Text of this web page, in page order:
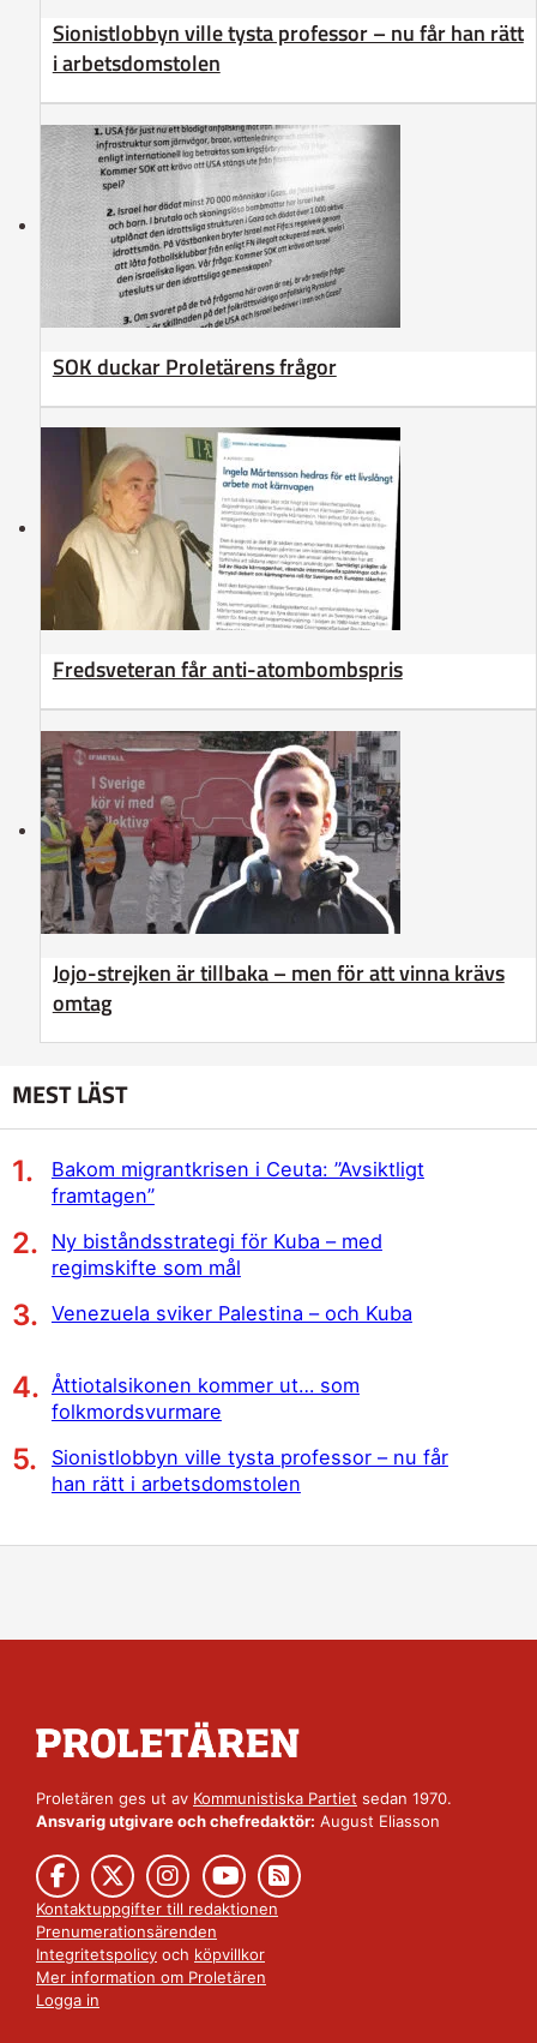
Sionistlobbyn ville tysta professor – nu får han rätt
i arbetsdomstolen
SOK duckar Proletärens frågor
Fredsveteran får anti-atombombspris
Jojo-strejken är tillbaka – men för att vinna krävs
omtag
MEST LÄST
Bakom migrantkrisen i Ceuta: ”Avsiktligt
framtagen”
Ny biståndsstrategi för Kuba – med
regimskifte som mål
Venezuela sviker Palestina – och Kuba
Åttiotalsikonen kommer ut… som
folkmordsvurmare
Sionistlobbyn ville tysta professor – nu får
han rätt i arbetsdomstolen
Proletären ges ut av Kommunistiska Partiet sedan 1970.
Ansvarig utgivare och chefredaktör: August Eliasson
Kontaktuppgifter till redaktionen
Prenumerationsärenden
Integritetspolicy och köpvillkor
Mer information om Proletären
Logga in